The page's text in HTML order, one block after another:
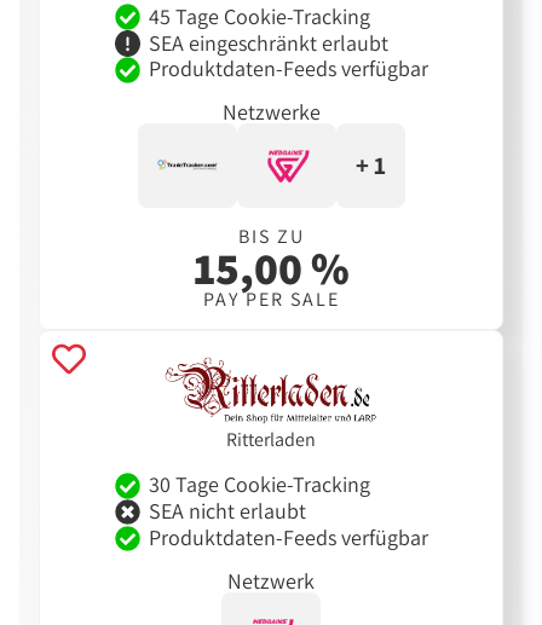
45 Tage Cookie-Tracking
SEA eingeschränkt erlaubt
Produktdaten-Feeds verfügbar
Netzwerke
+ 1
BIS ZU
15,00 %
PAY PER SALE
Ritterladen
30 Tage Cookie-Tracking
SEA nicht erlaubt
Produktdaten-Feeds verfügbar
Netzwerk